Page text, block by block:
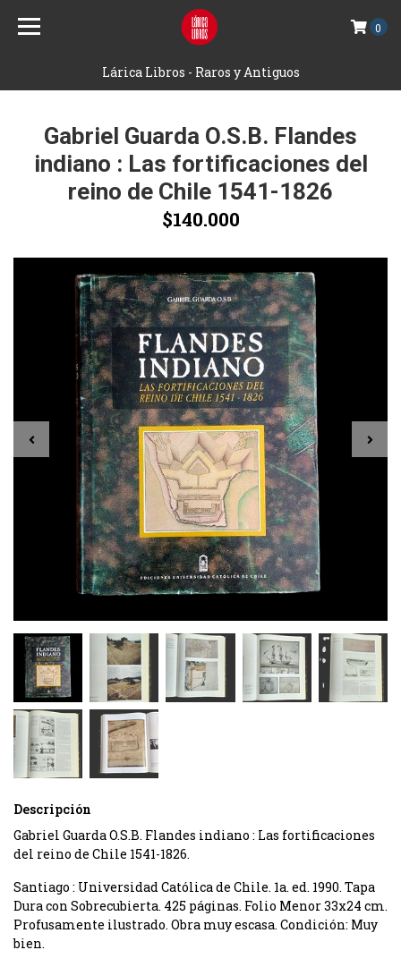
Lárica Libros - Raros y Antiguos
0
Gabriel Guarda O.S.B. Flandes
indiano : Las fortificaciones del
reino de Chile 1541-1826
$140.000
Descripción
Gabriel Guarda O.S.B. Flandes indiano : Las fortificaciones
del reino de Chile 1541-1826.
Santiago : Universidad Católica de Chile. 1a. ed. 1990. Tapa
Dura con Sobrecubierta. 425 páginas. Folio Menor 33x24 cm.
Profusamente ilustrado. Obra muy escasa. Condición: Muy
bien.